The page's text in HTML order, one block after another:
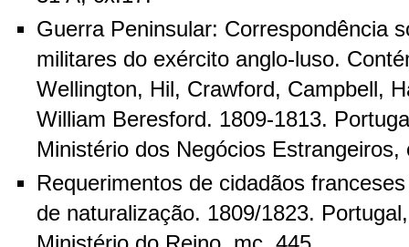
Guerra Peninsular: Correspondência
militares do exército anglo-luso.
Wellington, Hil, Crawford, Campbell,
William Beresford. 1809-1813.
Ministério dos Negócios Estrangeiros,
Requerimentos de cidadãos
de naturalização. 1809/1823.